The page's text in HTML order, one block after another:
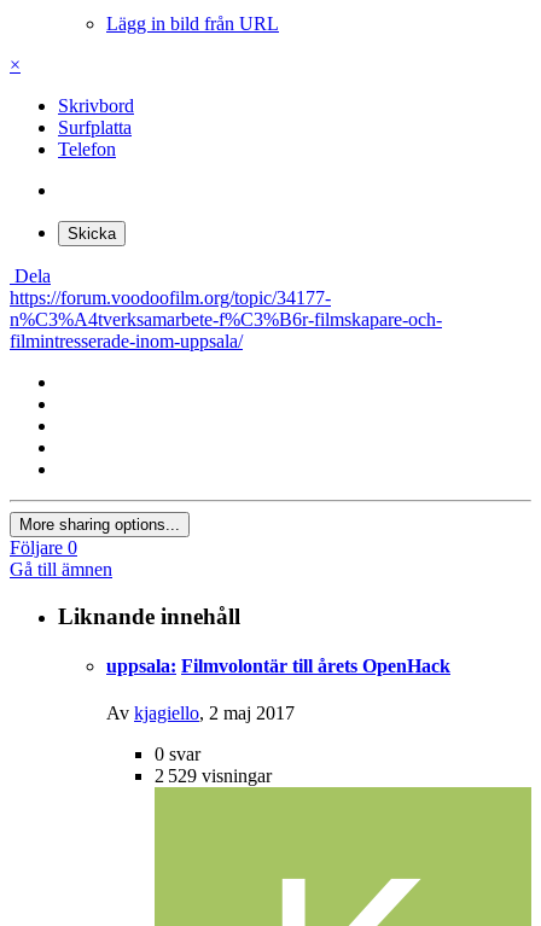
Lägg in bild från URL
×
Skrivbord
Surfplatta
Telefon
Skicka
Dela
https://forum.voodoofilm.org/topic/34177-
n%C3%A4tverksamarbete-f%C3%B6r-filmskapare-och-
filmintresserade-inom-uppsala/
More sharing options...
Följare 0
Gå till ämnen
Liknande innehåll
uppsala: Filmvolontär till årets OpenHack
Av kjagiello, 2 maj 2017
0 svar
2 529 visningar